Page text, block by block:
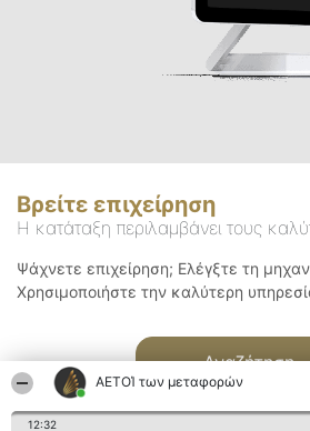
ΑΕΤΟΊ των μεταφορών
12:32
Βρείτε επιχείρηση
Η κατάταξη περιλαμβάνει τους
Ψάχνετε επιχείρηση; Ελέγξτε τη
Χρησιμοποιήστε την καλύτερη
Αναζήτηση